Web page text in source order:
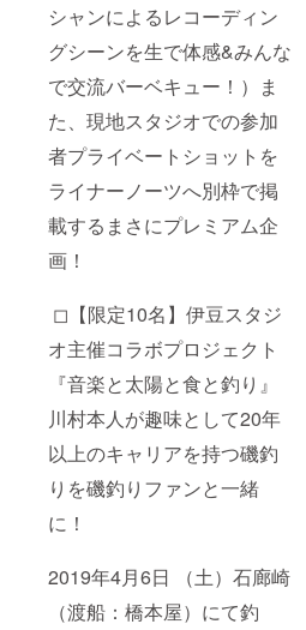
シャンによるレコーディン
グシーンを生で体感&みんな
で交流バーベキュー！）ま
た、現地スタジオでの参加
者プライベートショットを
ライナーノーツへ別枠で掲
載するまさにプレミアム企
画！
◻︎【限定10名】伊豆スタジ
オ主催コラボプロジェクト
『音楽と太陽と食と釣り』
川村本人が趣味として20年
以上のキャリアを持つ磯釣
りを磯釣りファンと一緒
に！
2019年4月6日 （土）石廊崎
（渡船：橋本屋）にて釣